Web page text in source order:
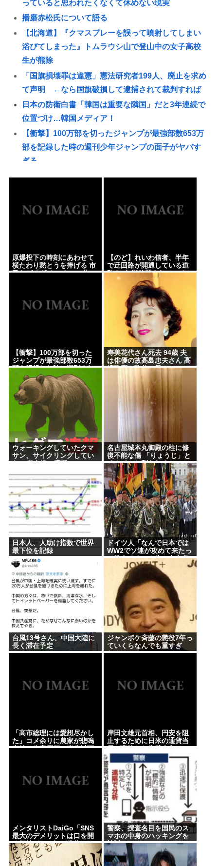
っていると思われたくなくて休めない現実
播磨赤松氏について語る
【北海道】『クマスプレーを誤って噴射してしまい
浴びてしまった』トムラウシ山で登山中の女子高校
生が熊除
「国旗損壊罪は違憲」憲法研究者199人、廃止を求め
て声明 ←なら国旗破損して逮捕されて裁判すれば
日本の防衛白書「韓国は重要な隣国」だと3年連続で
位置づけ…韓国メディア！
【衝撃】100万部を切ったジャンプが最強部数653万
部を記録した時の週刊少年ジャンプの面子がヤバす
ぎる
赤十字、スペイン領セウタに殺到した不法移民に物
【注目】元ジャンポケ・斉藤慎二被告（43）に懲役7
メンタリストDaiGo「SNS最大のデメリットは口を
開く価値がない奴が発信できるようになったこと」
【速報】NHKの性被害問題、性加害した番組出演者
が衝撃告白！
【消費減税】日本の社会保障、岐路に 財源5兆円見通
【画像】アトリエファン「アトリエはエ口いゲーム
じゃない！ライザを性的な目で見てる奴はにわ
か！」
《NHKの性被害問題》「飲酒で記憶がない」と出演
者 “誰を守るべきなのか”問われる組織の姿勢
パチ●コ屋の倒産が止まらず。等価/高価交換を望む依
存症が徐々に脱落。低換金率を望む客は戻らず
Powered by livedoor 相互RSS
原爆投下の時刻にあわせて
横たわり黙とうを捧げる 市
民らが「ダイ・イン」 札
【のど】れいわ信者、半年
で迂回路が開通している道
路を2年半放置されていると
印象操作してしまう
【衝撃】100万部を切った
ジャンプが最強部数653万
部を記録した時の週刊少年
ジャンプの面子がヤバすぎ
寿美花代さん死去 94歳 夫
は俳優の故高島忠夫さん 高
嶋政宏、政伸の母
ウォーキングしていたクマ
サン、サイクリングしてい
た50代女性に遭遇
名古屋城本丸御殿の柱に修
復不能な傷 「りょうじ」と
「カイ」と彫られる
日本人、人助け指数で世界
最下位を記録
ドイツ人「なんで日本では
WW2でソ連が攻めて来たっ
て教えてるの？先に中立条
約を無視してソ連に侵略し
たのは日本でしょ
台風13号さん、中国大陸に
長く滞在予定
ジャンポケ斉藤の懲役7年っ
ていくらなんでも重すぎ
ね？
「高市総理には愛想尽かし
た」コメ余りに農家が悲鳴
売値は生産原価の半分以下
岸田文雄元首相、円安を阻
止するために日米の通貨当
局が実施した為替介入は
「一時しのぎに過ぎない」
との認識を示す
メンタリストDaiGo「SNS
最大のデメリットは口を開
く価値がない奴が発信でき
るようになったこと」
警察、捜査名目を国民のス
マホの中身のハッキングを
検討 イスラエルのペガサス
のようなスパイウェアを使
用か